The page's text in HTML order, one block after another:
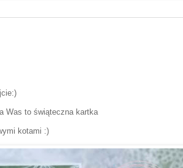
Was to świąteczna kartka
kotami :)